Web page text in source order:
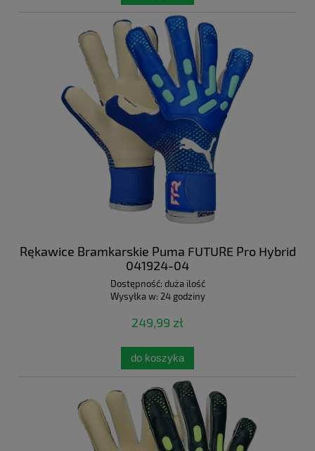
Rękawice Bramkarskie Puma FUTURE Pro Hybrid
041924-04
Dostępność: duża ilość
Wysyłka w: 24 godziny
249,99 zł
do koszyka